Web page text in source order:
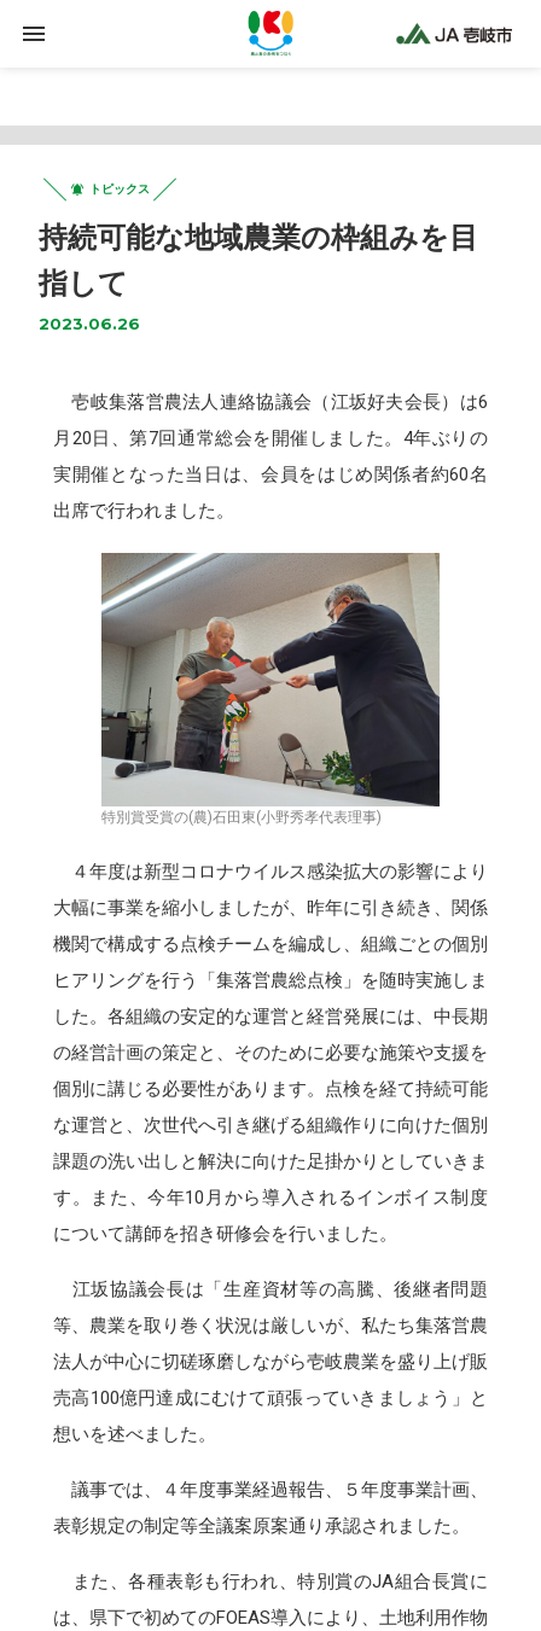
Warning : Trying to access array offset on false in /home/jaiki2021/ja-iki.jp/public_html/wp-
on line425
トピックス
持続可能な地域農業の枠組みを目
指して
2023.06.26
壱岐集落営農法人連絡協議会（江坂好夫会長）は6
月20日、第7回通常総会を開催しました。4年ぶりの
実開催となった当日は、会員をはじめ関係者約60名
出席で行われました。
特別賞受賞の(農)石田東(小野秀孝代表理事)
４年度は新型コロナウイルス感染拡大の影響により
大幅に事業を縮小しましたが、昨年に引き続き、関係
機関で構成する点検チームを編成し、組織ごとの個別
ヒアリングを行う「集落営農総点検」を随時実施しま
した。各組織の安定的な運営と経営発展には、中長期
の経営計画の策定と、そのために必要な施策や支援を
個別に講じる必要性があります。点検を経て持続可能
な運営と、次世代へ引き継げる組織作りに向けた個別
課題の洗い出しと解決に向けた足掛かりとしていきま
す。また、今年10月から導入されるインボイス制度
について講師を招き研修会を行いました。
江坂協議会長は「生産資材等の高騰、後継者問題
等、農業を取り巻く状況は厳しいが、私たち集落営農
法人が中心に切磋琢磨しながら壱岐農業を盛り上げ販
売高100億円達成にむけて頑張っていきましょう」と
想いを述べました。
議事では、４年度事業経過報告、５年度事業計画、
表彰規定の制定等全議案原案通り承認されました。
また、各種表彰も行われ、特別賞のJA組合長賞に
は、県下で初めてのFOEAS導入により、土地利用作物